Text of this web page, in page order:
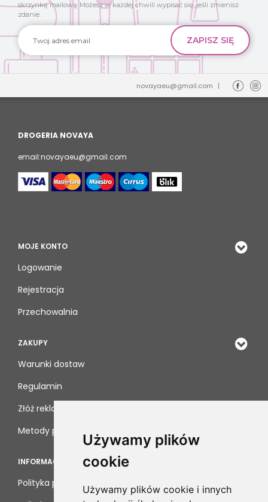
Używamy plików
cookie
Używamy plików cookie i innych
skrzynkę mailową. Możesz w każdej chwili wypisać się, jeśli zmienisz
zdanie.
novayaeu@gmail.com |
DROGERIA NOVAYA
email:novayaeu@gmail.com
MOJE KONTO
Logowanie
Rejestracja
Przechowalnia
ZAKUPY
Warunki dostaw
Regulamin
Złóż reklamację
Metody płatności
INFORMACJE
Polityka prywatności